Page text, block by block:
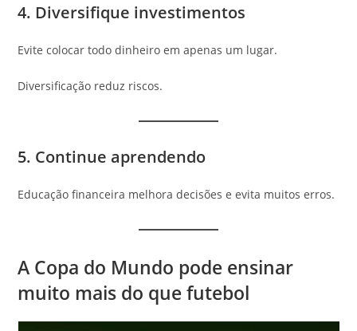
4. Diversifique investimentos
Evite colocar todo dinheiro em apenas um lugar.
Diversificação reduz riscos.
5. Continue aprendendo
Educação financeira melhora decisões e evita muitos erros.
A Copa do Mundo pode ensinar
muito mais do que futebol